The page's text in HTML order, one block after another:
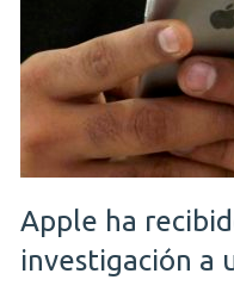
Apple ha
investigación a